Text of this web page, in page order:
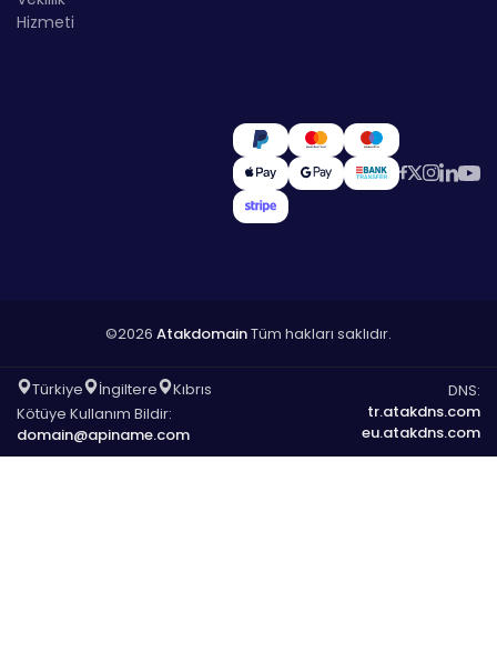
Hizmeti
©2026 AtakdomainTüm hakları saklıdır.
Türkiye İngiltere
Kıbrıs
Kötüye Kullanım Bildir:
domain@apiname.com
DNS:
tr.atakdns.com
eu.atakdns.com